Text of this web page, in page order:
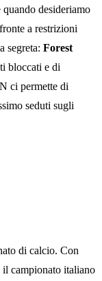
desideriamo
a restrizioni
segreta: Forest
bloccati e di
ci permette di
seduti sugli
di calcio. Con
il campionato italiano